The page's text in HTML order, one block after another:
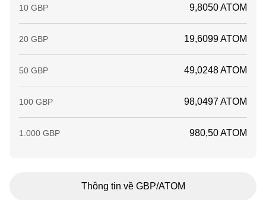
10 GBP 9,8050 ATOM
20 GBP 19,6099 ATOM
50 GBP 49,0248 ATOM
100 GBP 98,0497 ATOM
1.000 GBP 980,50 ATOM
Thông tin về GBP/ATOM